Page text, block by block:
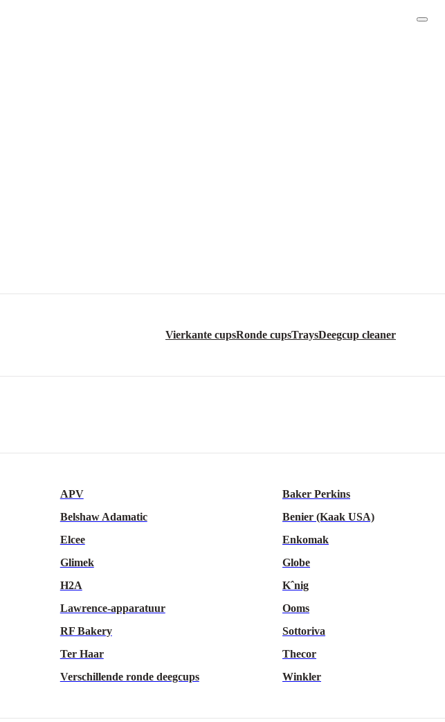
Vierkante cupsRonde cupsTraysDeegcup cleaner
APV
Baker Perkins
Belshaw Adamatic
Benier (Kaak USA)
Elcee
Enkomak
Glimek
Globe
H2A
Kˆnig
Lawrence-apparatuur
Ooms
RF Bakery
Sottoriva
Ter Haar
Thecor
Verschillende ronde deegcups Winkler